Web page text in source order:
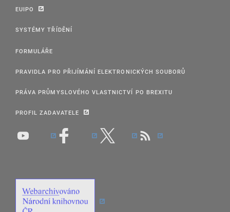
EUIPO
SYSTÉMY TŘÍDĚNÍ
FORMULÁŘE
PRAVIDLA PRO PŘIJÍMÁNÍ ELEKTRONICKÝCH SOUBORŮ
PRÁVA PRŮMYSLOVÉHO VLASTNICTVÍ PO BREXITU
PROFIL ZADAVATELE